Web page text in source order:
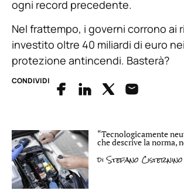
ogni record precedente.
Nel frattempo, i governi corrono ai
investito oltre 40 miliardi di euro
protezione antincendi. Basterà?
CONDIVIDI
“Tecnologicamente
che descrive la norma,
diStefano Cisternino